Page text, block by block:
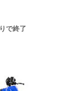
で終了